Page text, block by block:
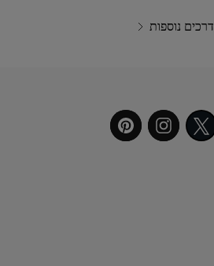
דרכים נוספות